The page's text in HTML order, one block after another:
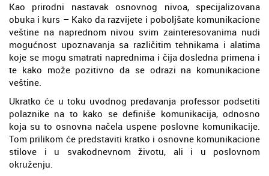
Kao prirodni nastavak osnovnog nivoa, specijalizovana
obuka i kurs – Kako da razvijete i poboljšate komunikacione
veštine na naprednom nivou svim zainteresovanima nudi
mogućnost upoznavanja sa različitim tehnikama i alatima
koje se mogu smatrati naprednima i čija dosledna primena i
te kako može pozitivno da se odrazi na komunikacione
veštine.
Ukratko će u toku uvodnog predavanja professor podsetiti
polaznike na to kako se definiše komunikacija, odnosno
koja su to osnovna načela uspene poslovne komunikacije.
Tom prilikom će predstaviti kratko i osnovne komunikacione
stilove i u svakodnevnom životu, ali i u poslovnom
okruženju.